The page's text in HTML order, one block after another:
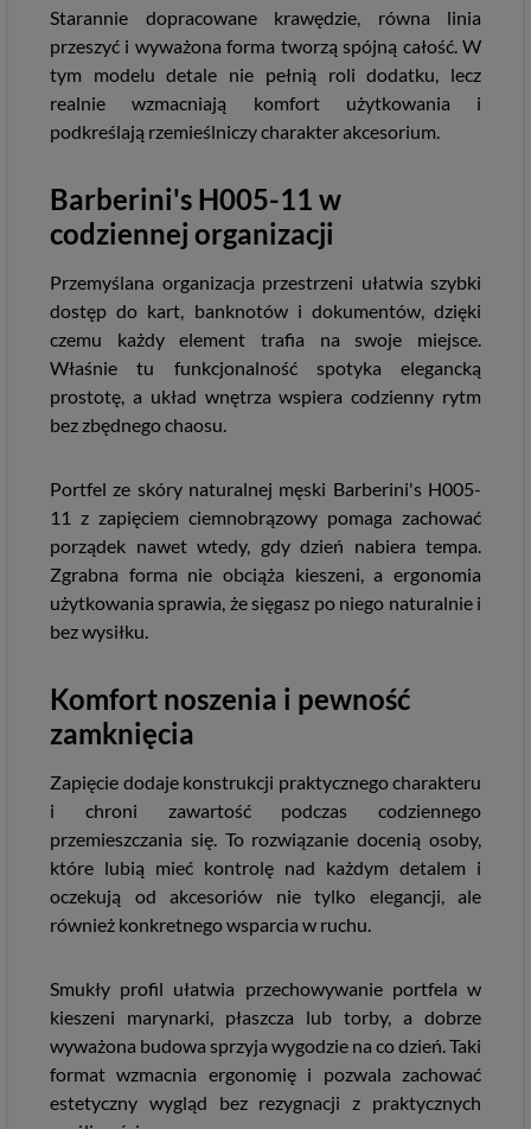
Starannie dopracowane krawędzie, równa linia
przeszyć i wyważona forma tworzą spójną całość. W
tym modelu detale nie pełnią roli dodatku, lecz
realnie wzmacniają komfort użytkowania i
podkreślają rzemieślniczy charakter akcesorium.
Barberini's H005-11 w
codziennej organizacji
Przemyślana organizacja przestrzeni ułatwia szybki
dostęp do kart, banknotów i dokumentów, dzięki
czemu każdy element trafia na swoje miejsce.
Właśnie tu funkcjonalność spotyka elegancką
prostotę, a układ wnętrza wspiera codzienny rytm
bez zbędnego chaosu.
Portfel ze skóry naturalnej męski Barberini's H005-
11 z zapięciem ciemnobrązowy pomaga zachować
porządek nawet wtedy, gdy dzień nabiera tempa.
Zgrabna forma nie obciąża kieszeni, a ergonomia
użytkowania sprawia, że sięgasz po niego naturalnie i
bez wysiłku.
Komfort noszenia i pewność
zamknięcia
Zapięcie dodaje konstrukcji praktycznego charakteru
i chroni zawartość podczas codziennego
przemieszczania się. To rozwiązanie docenią osoby,
które lubią mieć kontrolę nad każdym detalem i
oczekują od akcesoriów nie tylko elegancji, ale
również konkretnego wsparcia w ruchu.
Smukły profil ułatwia przechowywanie portfela w
kieszeni marynarki, płaszcza lub torby, a dobrze
wyważona budowa sprzyja wygodzie na co dzień. Taki
format wzmacnia ergonomię i pozwala zachować
estetyczny wygląd bez rezygnacji z praktycznych